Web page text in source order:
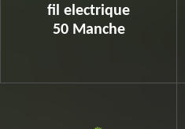
fil electrique
50 Manche